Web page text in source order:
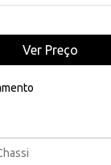
Ver Preço